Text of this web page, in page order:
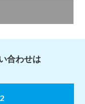
合わせは